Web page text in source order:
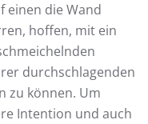
einen die Wand
hoffen, mit ein
durchschlagenden
zu können. Um
Intention und auch